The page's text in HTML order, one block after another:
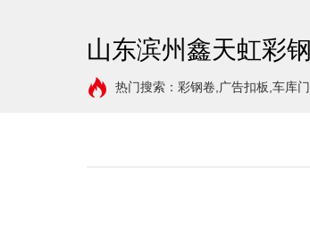
山东滨州鑫天虹彩
热门搜索：彩钢卷,广告扣板,车库